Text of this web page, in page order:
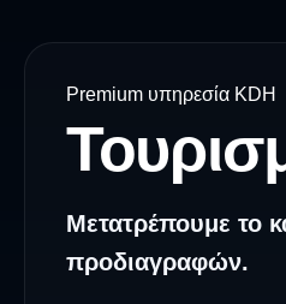
Premium υπηρεσία KDH
Μετατρέπουμε το
προδιαγραφών.